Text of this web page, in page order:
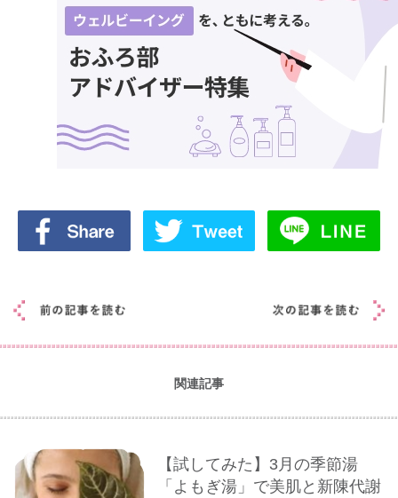
関連記事
【試してみた】3月の季節湯
「よもぎ湯」で美肌と新陳代謝